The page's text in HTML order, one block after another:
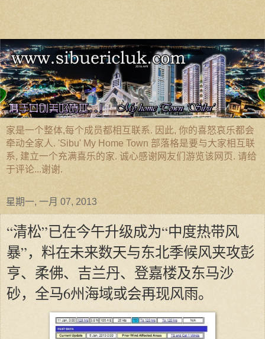
家是一个整体,每个成员都相互联系. 因此, 你的喜怒哀乐都会
牵动全家人. 'Sibu' My Home Town 部落格是要与大家相互联
系, 建立一个充满喜乐的家. 诚心感谢网友们游览该网页. 请给
于评论...谢谢.
星期一, 一月 07, 2013
“清松”已在今午升级成为“中度热带风
暴”，料在未来数天与东北季候风夹攻彭
亨、柔佛、吉兰丹、登嘉楼及东马沙
砂，全马6州海域或会再现风雨。